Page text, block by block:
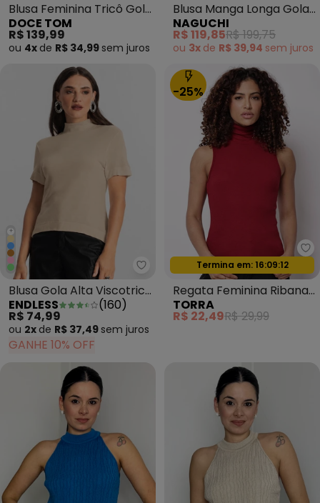
Blusa Feminina Tricô Gola
Alta Cinza
DOCE TOM
R$ 139,99
ou 4x de R$ 34,99 sem juros
Blusa Manga Longa Gola
Alta Cru
NAGUCHI
R$ 119,85R$ 199,75
ou 3x de R$ 39,94 sem juros
+
Endless - Blusa Gola Alta
Blusa Gola Alta Viscotrico
Básica Marrom
ENDLESS (160)
R$ 74,99
ou 2x de R$ 37,49 sem juros
GANHE 10% OFF
-25%
Oferta relâmpago
Termina em: 16:09:09
Regata Feminina Ribana
Gola Alta Vinho
TORRA
R$ 22,49R$ 29,99